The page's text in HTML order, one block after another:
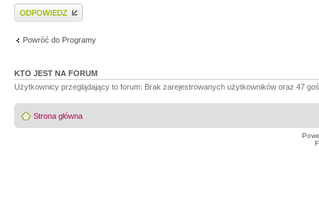
Wyślij odpowiedź
Powróć do Programy
KTO JEST NA FORUM
Użytkownicy przeglądający to forum: Brak zarejestrowanych użytkowników oraz 47
Strona główna